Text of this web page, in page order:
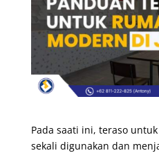
Pada saati ini, teraso
sekali digunakan dan